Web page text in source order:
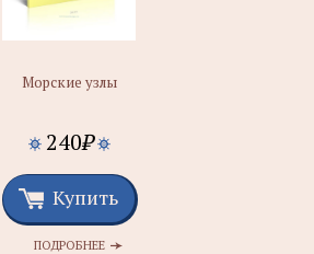
Морские узлы
240₽
Купить
ПОДРОБНЕЕ